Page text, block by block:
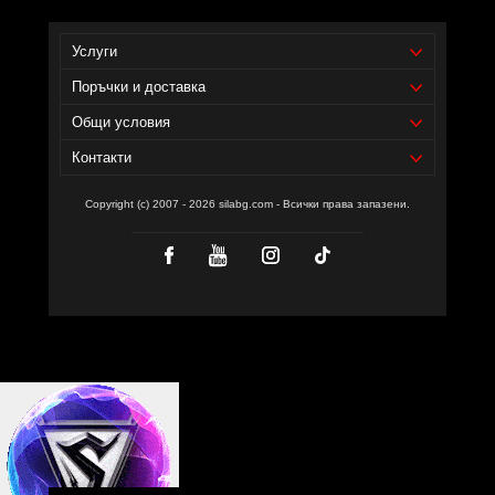
Уебсайт на производителя -https://int.esn.com/
Услуги
Поръчки и доставка
Общи условия
Контакти
Copyright (c) 2007 - 2026 silabg.com - Всички права запазени.